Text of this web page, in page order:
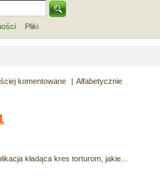
Pliki
komentowane
Alfabetycznie
kładąca kres torturom, jakie...